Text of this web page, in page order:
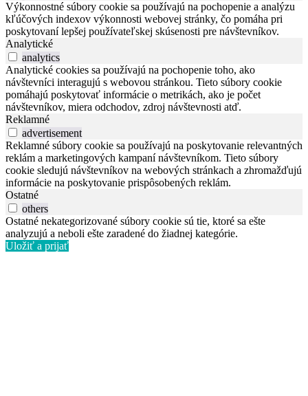
Výkonnostné súbory cookie sa používajú na pochopenie a analýzu
kľúčových indexov výkonnosti webovej stránky, čo pomáha pri
poskytovaní lepšej používateľskej skúsenosti pre návštevníkov.
Analytické
analytics
Analytické cookies sa používajú na pochopenie toho, ako
návštevníci interagujú s webovou stránkou. Tieto súbory cookie
pomáhajú poskytovať informácie o metrikách, ako je počet
návštevníkov, miera odchodov, zdroj návštevnosti atď.
Reklamné
advertisement
Reklamné súbory cookie sa používajú na poskytovanie relevantných
reklám a marketingových kampaní návštevníkom. Tieto súbory
cookie sledujú návštevníkov na webových stránkach a zhromažďujú
informácie na poskytovanie prispôsobených reklám.
Ostatné
others
Ostatné nekategorizované súbory cookie sú tie, ktoré sa ešte
analyzujú a neboli ešte zaradené do žiadnej kategórie.
Uložiť a prijať